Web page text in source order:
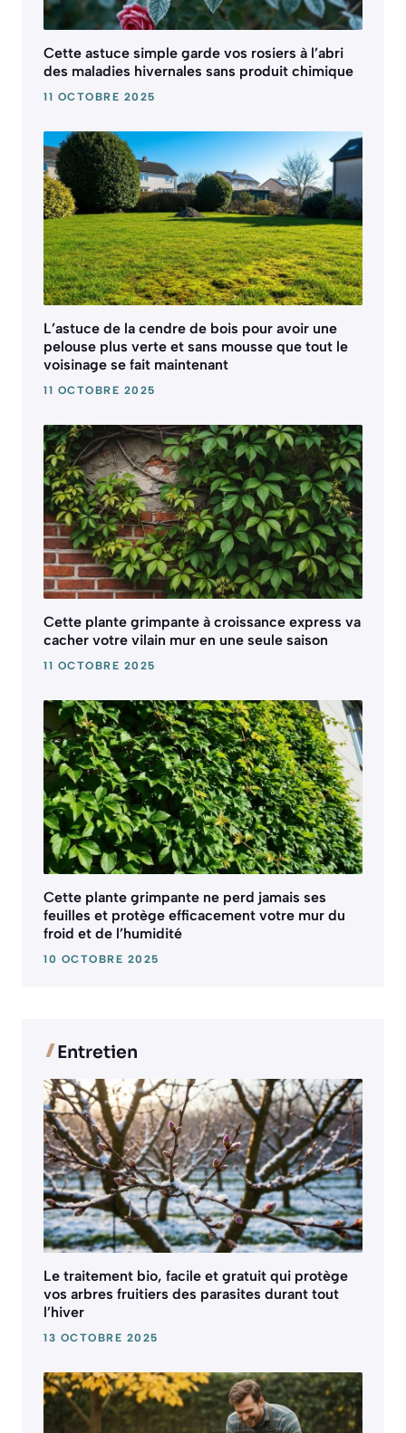
Cette astuce simple garde vos rosiers à l’abri
des maladies hivernales sans produit chimique
11 OCTOBRE 2025
L’astuce de la cendre de bois pour avoir une
pelouse plus verte et sans mousse que tout le
voisinage se fait maintenant
11 OCTOBRE 2025
Cette plante grimpante à croissance express va
cacher votre vilain mur en une seule saison
11 OCTOBRE 2025
Cette plante grimpante ne perd jamais ses
feuilles et protège efficacement votre mur du
froid et de l’humidité
10 OCTOBRE 2025
Entretien
Le traitement bio, facile et gratuit qui protège
vos arbres fruitiers des parasites durant tout
l’hiver
13 OCTOBRE 2025